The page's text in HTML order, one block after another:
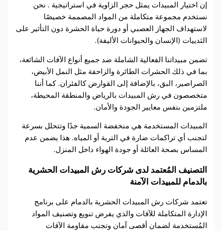
إن اختيار المبيدات يمثل حجر الزاوية في استراتيجية . نحن
نستخدم مجموعة متكاملة من المواد المصممة خصيصًا
لاستهداف الجهاز العصبي أو دورة حياة الحشرة دون التأثير على
الثدييات (الإنسان والحيوانات الأليفة).
تضمن مبيداتنا الفعالية الشاملة ضد جميع أنواع الآفات الشائعة،
بما في ذلك الحشرات الطائرة والزاحفة مثل النمل الأبيض،
الصراصير، البق، بالإضافة إلى القوارض كالفئران. كما أننا
متخصصون في رش المبيدات بالرياض والمنطقة المحيطة،
ملتزمين بنفس معايير الجودة والأمان.
المبيدات المستخدمة هي منخفضة السمية جدًا وتتحلل بسرعة
لتجنب أي تراكمات ضارة في التربة أو المياه. هذا يضمن عدم
المساس بصحة العائلة أو جودة الهواء داخل المنزل.
التصنيف المُعتمد لدى شركات رش المبيدات الحشرية
بالدمام للمبيدات الآمنة
تعتمد شركات رش المبيدات الحشرية بالدمام على برنامج
الإدارة المتكاملة للآفات والذي يفرض تنويع وتصنيف المواد
المُستخدمة لضمان أقصى آمان وتجنب مقاومة الآفات